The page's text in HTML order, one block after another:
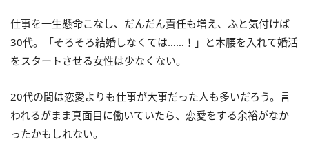
仕事を一生懸命こなし、だんだん責任も増え、ふと気付けば
30代。「そろそろ結婚しなくては……！」と本腰を入れて婚活
をスタートさせる女性は少なくない。
20代の間は恋愛よりも仕事が大事だった人も多いだろう。言
われるがまま真面目に働いていたら、恋愛をする余裕がなか
ったかもしれない。